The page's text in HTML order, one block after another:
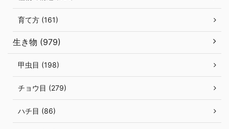
育て方 (161)
生き物 (979)
甲虫目 (198)
チョウ目 (279)
ハチ目 (86)